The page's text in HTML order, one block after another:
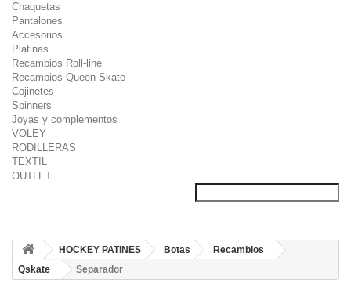
Chaquetas
Pantalones
Accesorios
Platinas
Recambios Roll-line
Recambios Queen Skate
Cojinetes
Spinners
Joyas y complementos
VOLEY
RODILLERAS
TEXTIL
OUTLET
HOCKEY PATINES Botas
Recambios
Qskate
Separador